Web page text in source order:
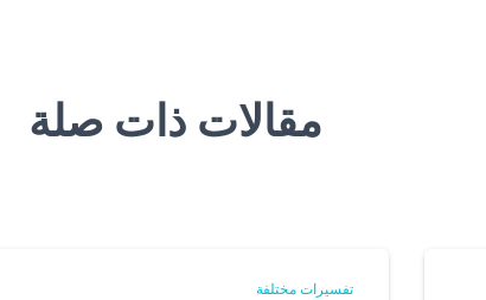
مقالات ذات صلة
تفسيرات مختلفة